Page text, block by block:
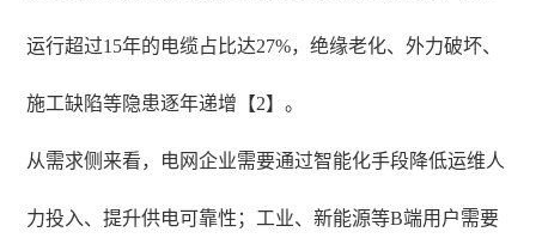
运行超过15年的电缆占比达27%，绝缘老化、外力破坏、
施工缺陷等隐患逐年递增【2】。
从需求侧来看，电网企业需要通过智能化手段降低运维人
力投入、提升供电可靠性；工业、新能源等B端用户需要